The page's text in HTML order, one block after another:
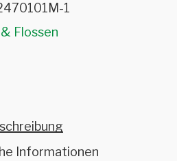
1
Flossen
Informationen